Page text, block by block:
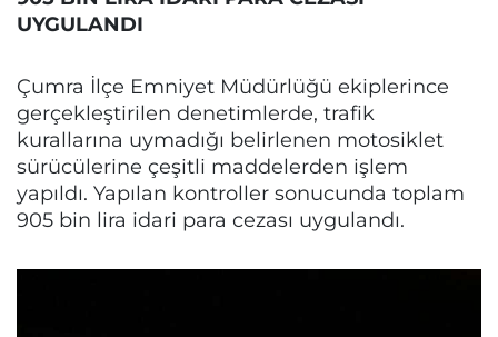
UYGULANDI
Çumra İlçe Emniyet Müdürlüğü ekiplerince
gerçekleştirilen denetimlerde, trafik
kurallarına uymadığı belirlenen motosiklet
sürücülerine çeşitli maddelerden işlem
yapıldı. Yapılan kontroller sonucunda toplam
905 bin lira idari para cezası uygulandı.